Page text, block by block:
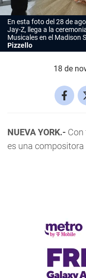
En esta foto del 28 de
Jay-Z, llega a la
Musicales en el Madison
Pizzello
18 de
NUEVA YORK.- Con
es una